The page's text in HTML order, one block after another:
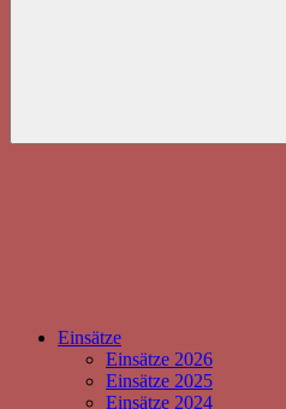
Einsätze
Einsätze 2026
Einsätze 2025
Einsätze 2024